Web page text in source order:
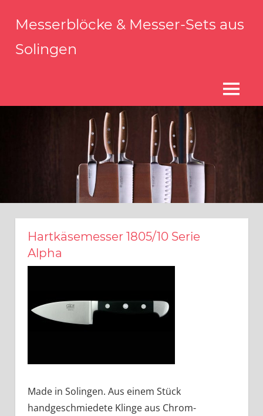
Inhalt
springen
Messerblöcke & Messer-Sets aus
Solingen
Qualität
MENÜ
Hartkäsemesser 1805/10 Serie
Alpha
Made in Solingen. Aus einem Stück
handgeschmiedete Klinge aus Chrom-